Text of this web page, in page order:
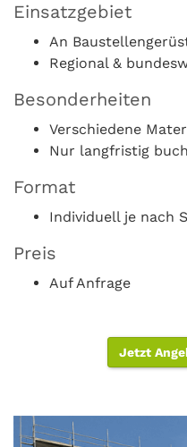
Einsatzgebiet
An
Regional &
Besonderheiten
Verschiedene
Nur langfristig
Format
Individuell je nach
Preis
Auf Anfrage
Jetzt